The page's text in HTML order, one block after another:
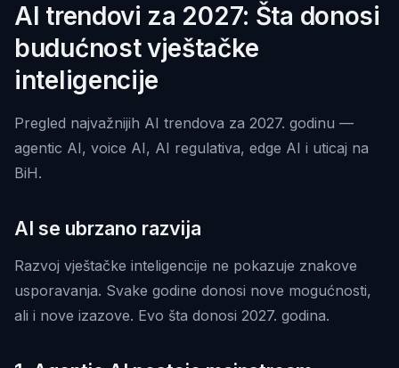
AI trendovi za 2027: Šta donosi
budućnost vještačke
inteligencije
Pregled najvažnijih AI trendova za 2027. godinu —
agentic AI, voice AI, AI regulativa, edge AI i uticaj na
BiH.
AI se ubrzano razvija
Razvoj vještačke inteligencije ne pokazuje znakove
usporavanja. Svake godine donosi nove mogućnosti,
ali i nove izazove. Evo šta donosi 2027. godina.